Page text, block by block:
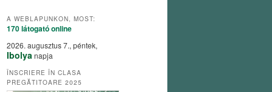
A WEBLAPUNKON, MOST:
170 látogatóonline
2026. augusztus 7., péntek,
Ibolyanapja
ÎNSCRIERE ÎN CLASA
PREGĂTITOARE 2025